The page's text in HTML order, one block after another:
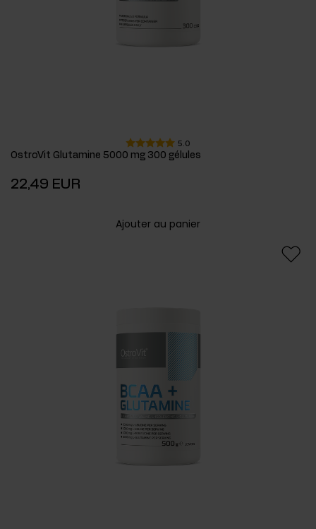
5.0
OstroVit Glutamine 5000 mg 300 gélules
22,49 EUR
Ajouter au panier